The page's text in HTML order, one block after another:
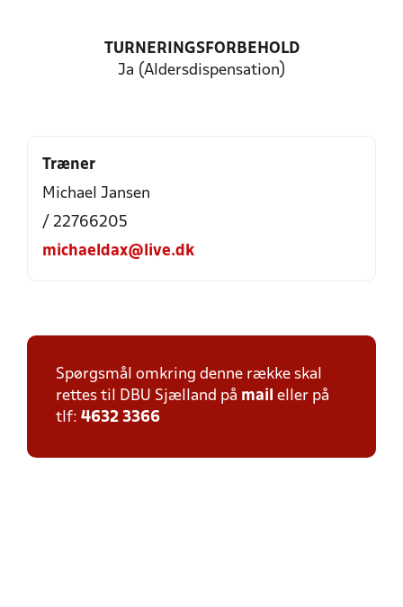
TURNERINGSFORBEHOLD
Ja (Aldersdispensation)
Træner
Michael Jansen
/ 22766205
michaeldax@live.dk
Spørgsmål omkring denne række skal
rettes til DBU Sjælland på mail eller på
tlf: 4632 3366